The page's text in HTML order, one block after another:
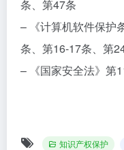
条、第47条
– 《计算机软件保护
条、第16-17条、第
– 《国家安全法》第
知识产权保护